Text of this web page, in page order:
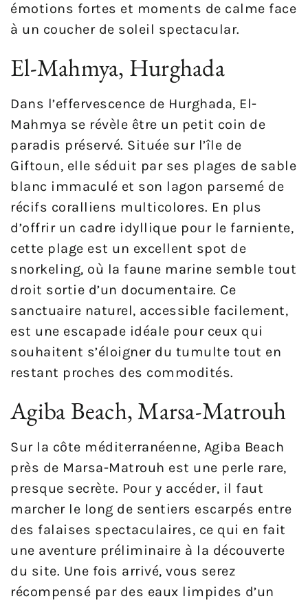
émotions fortes et moments de calme face
à un coucher de soleil spectacular.
El-Mahmya, Hurghada
Dans l’effervescence de Hurghada, El-
Mahmya se révèle être un petit coin de
paradis préservé. Située sur l’île de
Giftoun, elle séduit par ses plages de sable
blanc immaculé et son lagon parsemé de
récifs coralliens multicolores. En plus
d’offrir un cadre idyllique pour le farniente,
cette plage est un excellent spot de
snorkeling, où la faune marine semble tout
droit sortie d’un documentaire. Ce
sanctuaire naturel, accessible facilement,
est une escapade idéale pour ceux qui
souhaitent s’éloigner du tumulte tout en
restant proches des commodités.
Agiba Beach, Marsa-Matrouh
Sur la côte méditerranéenne, Agiba Beach
près de Marsa-Matrouh est une perle rare,
presque secrète. Pour y accéder, il faut
marcher le long de sentiers escarpés entre
des falaises spectaculaires, ce qui en fait
une aventure préliminaire à la découverte
du site. Une fois arrivé, vous serez
récompensé par des eaux limpides d’un